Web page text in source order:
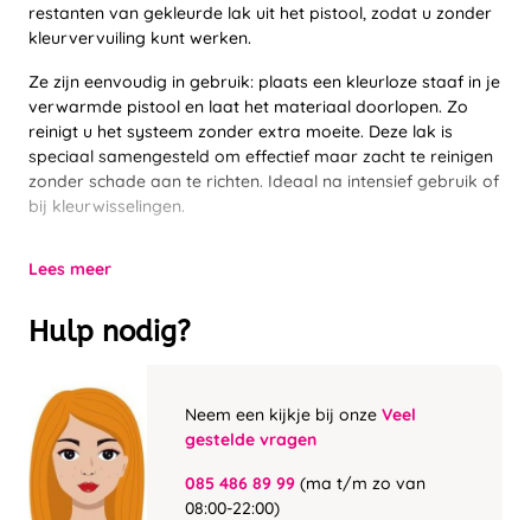
restanten van gekleurde lak uit het pistool, zodat u zonder
kleurvervuiling kunt werken.
Ze zijn eenvoudig in gebruik: plaats een kleurloze staaf in je
verwarmde pistool en laat het materiaal doorlopen. Zo
reinigt u het systeem zonder extra moeite. Deze lak is
speciaal samengesteld om effectief maar zacht te reinigen
zonder schade aan te richten. Ideaal na intensief gebruik of
bij kleurwisselingen.
Lees meer
Hulp nodig?
Neem een kijkje bij onze Veel
gestelde vragen
085 486 89 99 (ma t/m zo van
08:00-22:00)